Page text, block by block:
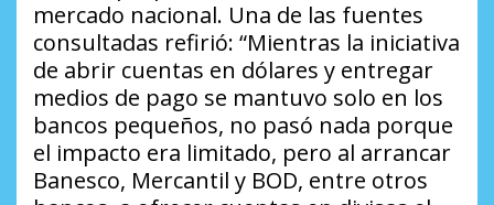
mercado nacional. Una de las fuentes
consultadas refirió: “Mientras la iniciativa
de abrir cuentas en dólares y entregar
medios de pago se mantuvo solo en los
bancos pequeños, no pasó nada porque
el impacto era limitado, pero al arrancar
Banesco, Mercantil y BOD, entre otros